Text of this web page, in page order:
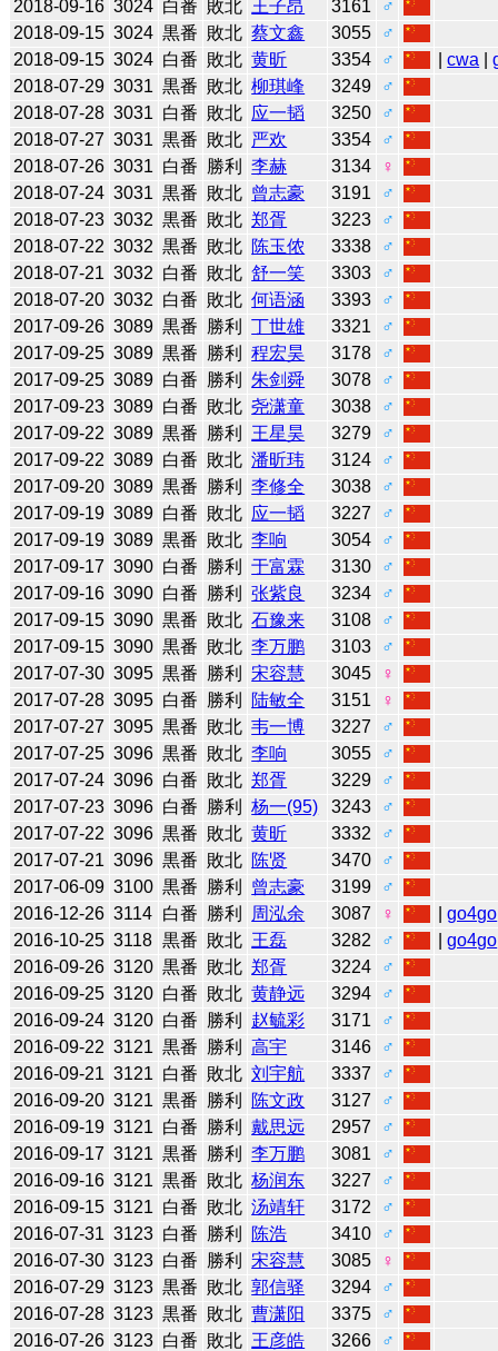
2018-09-16 3024 白番 敗北 王子昂 3161
♂
2018-09-15 3024 黒番 敗北 蔡文鑫 3055
♂
2018-09-15 3024 白番 敗北 黄昕 3354 ♂ |cwa |
2018-07-29 3031 黒番 敗北 柳琪峰 3249
♂
2018-07-28 3031 白番 敗北 应一韬 3250
♂
2018-07-27 3031 黒番 敗北 严欢 3354
♂
2018-07-26 3031 白番 勝利 李赫 3134
♀
2018-07-24 3031 黒番 敗北 曾志豪 3191
♂
2018-07-23 3032 黒番 敗北 郑胥 3223
♂
2018-07-22 3032 黒番 敗北 陈玉侬 3338
♂
2018-07-21 3032 白番 敗北 舒一笑 3303
♂
2018-07-20 3032 白番 敗北 何语涵 3393
♂
2017-09-26 3089 黒番 勝利 丁世雄 3321
♂
2017-09-25 3089 黒番 勝利 程宏昊 3178
♂
2017-09-25 3089 白番 勝利 朱剑舜 3078
♂
2017-09-23 3089 白番 敗北 尧潇童 3038
♂
2017-09-22 3089 黒番 勝利 王星昊 3279
♂
2017-09-22 3089 白番 敗北 潘昕玮 3124
♂
2017-09-20 3089 黒番 勝利 李修全 3038
♂
2017-09-19 3089 白番 敗北 应一韬 3227
♂
2017-09-19 3089 黒番 敗北 李响 3054
♂
2017-09-17 3090 白番 勝利 于富霖 3130
♂
2017-09-16 3090 白番 勝利 张紫良 3234
♂
2017-09-15 3090 黒番 敗北 石豫来 3108
♂
2017-09-15 3090 黒番 敗北 李万鹏 3103
♂
2017-07-30 3095 黒番 勝利 宋容慧 3045
♀
2017-07-28 3095 白番 勝利 陆敏全 3151
♀
2017-07-27 3095 黒番 敗北 韦一博 3227
♂
2017-07-25 3096 黒番 敗北 李响 3055
♂
2017-07-24 3096 白番 敗北 郑胥 3229
♂
2017-07-23 3096 白番 勝利 杨一(95) 3243
♂
2017-07-22 3096 黒番 敗北 黄昕 3332
♂
2017-07-21 3096 黒番 敗北 陈贤 3470
♂
2017-06-09 3100 黒番 勝利 曾志豪 3199
♂
2016-12-26 3114 白番 勝利 周泓余 3087 ♀ |go4go
2016-10-25 3118 黒番 敗北 王磊 3282 ♂ |go4go
2016-09-26 3120 黒番 敗北 郑胥 3224
♂
2016-09-25 3120 白番 敗北 黄静远 3294
♂
2016-09-24 3120 白番 勝利 赵毓彩 3171
♂
2016-09-22 3121 黒番 勝利 高宇 3146
♂
2016-09-21 3121 白番 敗北 刘宇航 3337
♂
2016-09-20 3121 黒番 勝利 陈文政 3127
♂
2016-09-19 3121 白番 勝利 戴思远 2957
♂
2016-09-17 3121 黒番 勝利 李万鹏 3081
♂
2016-09-16 3121 黒番 敗北 杨润东 3227
♂
2016-09-15 3121 白番 敗北 汤靖轩 3172
♂
2016-07-31 3123 白番 勝利 陈浩 3410
♂
2016-07-30 3123 白番 勝利 宋容慧 3085
♀
2016-07-29 3123 黒番 敗北 郭信驿 3294
♂
2016-07-28 3123 黒番 敗北 曹潇阳 3375
♂
2016-07-26 3123 白番 敗北 王彦皓 3266
♂